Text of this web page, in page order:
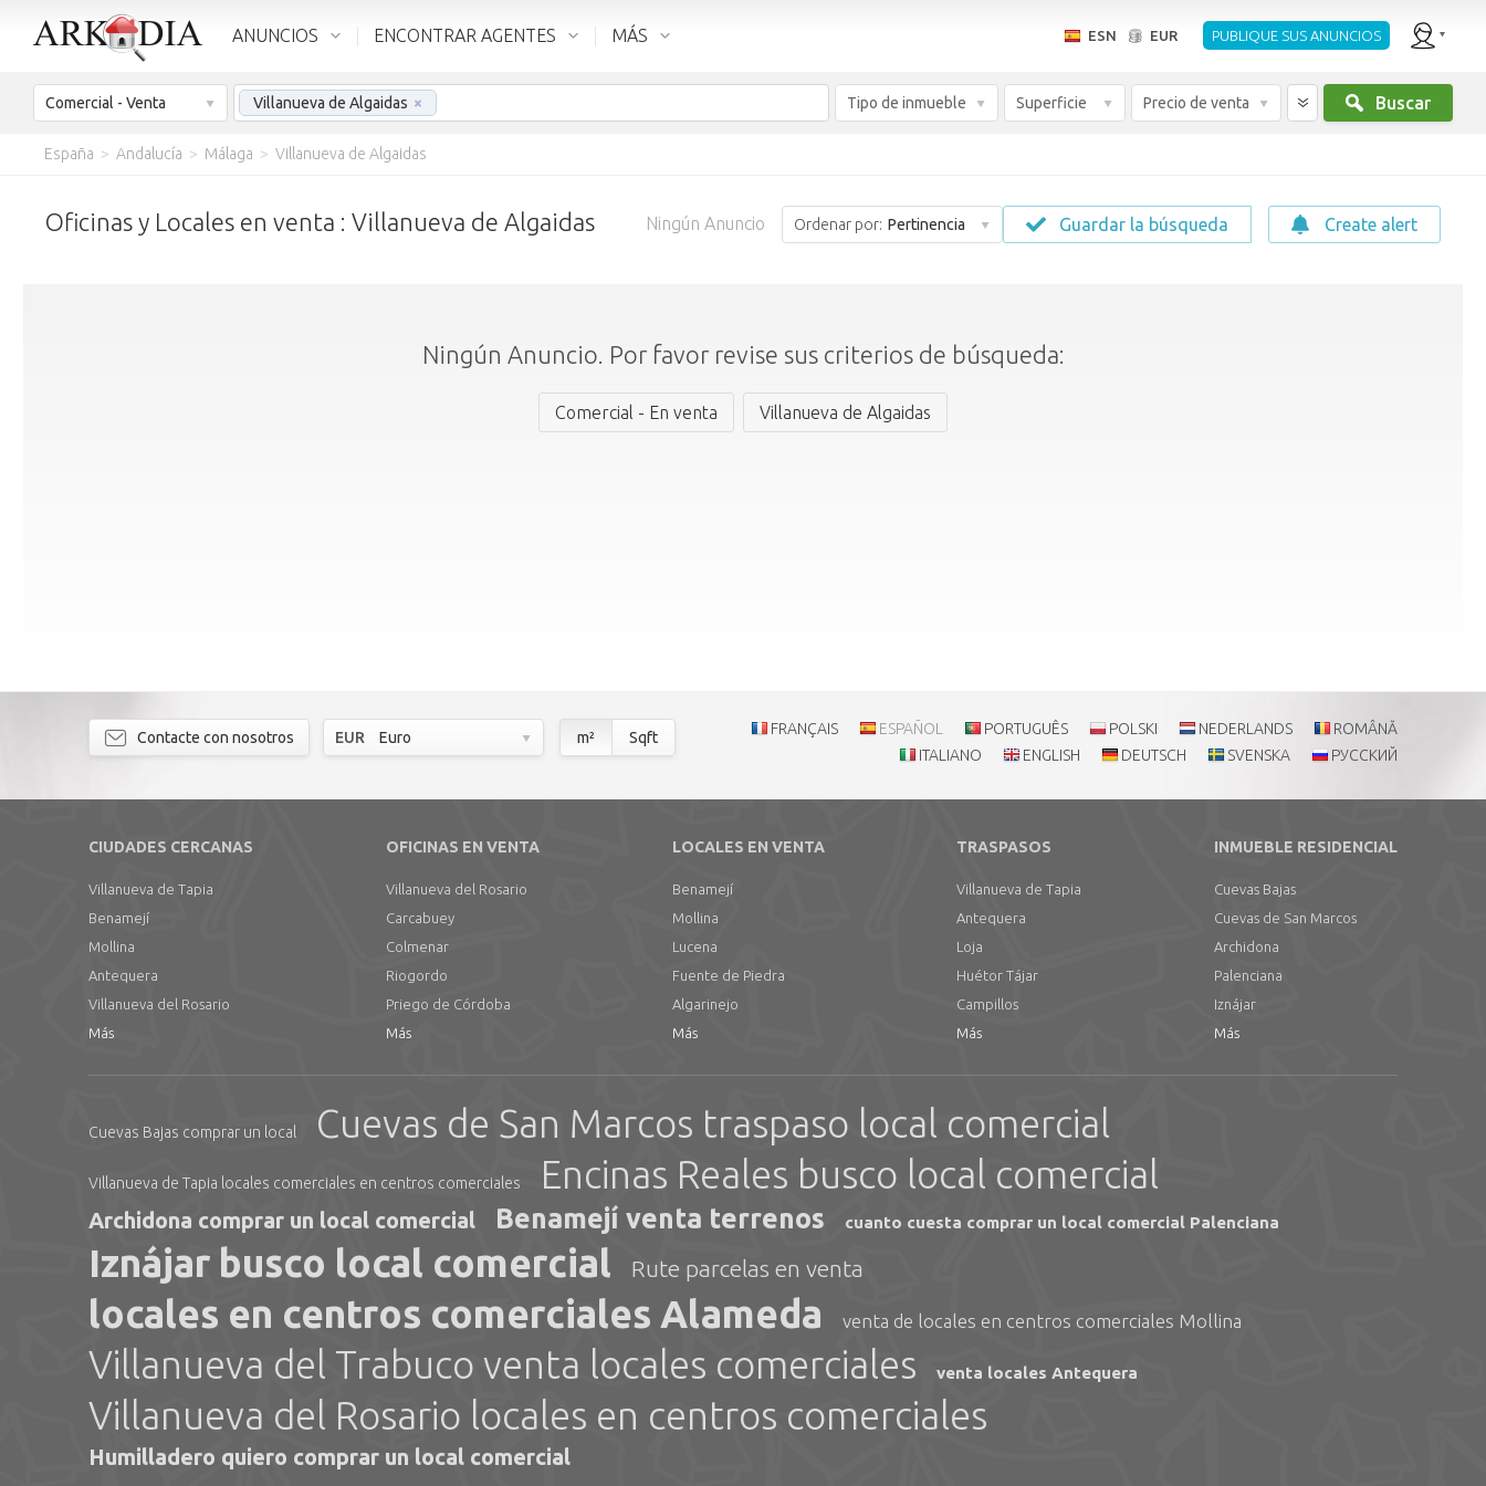
ANUNCIOS ENCONTRAR AGENTES MÁS ESN EUR PUBLIQUE SUS ANUNCIOS
Comercial - Venta Villanueva de Algaidas × Tipo de inmueble Superficie Precio de venta Buscar
España > Andalucía > Málaga > Villanueva de Algaidas
Oficinas y Locales en venta : Villanueva de Algaidas Ningún Anuncio Ordenar por: Pertinencia Guardar la búsqueda Create alert
Ningún Anuncio. Por favor revise sus criterios de búsqueda:
Comercial - En venta Villanueva de Algaidas
Contacte con nosotros EUR Euro m² Sqft FRANÇAIS ESPAÑOL PORTUGUÊS POLSKI NEDERLANDS
ROMÂNĂ
ITALIANO
ENGLISH DEUTSCH SVENSKA РУССКИЙ
CIUDADES CERCANAS
Villanueva de Tapia
Benamejí
Mollina
Antequera
Villanueva del Rosario
Más
OFICINAS EN VENTA
Villanueva del Rosario
Carcabuey
Colmenar
Riogordo
Priego de Córdoba
Más
LOCALES EN VENTA
Benamejí
Mollina
Lucena
Fuente de Piedra
Algarinejo
Más
TRASPASOS
Villanueva de Tapia
Antequera
Loja
Huétor Tájar
Campillos
Más
INMUEBLE RESIDENCIAL
Cuevas Bajas
Cuevas de San Marcos
Archidona
Palenciana
Iznájar
Más
Cuevas Bajas comprar un local Cuevas de San Marcos traspaso local comercial
Villanueva de Tapia locales comerciales en centros comerciales Encinas Reales busco local comercial
Archidona comprar un local comercial Benamejí venta terrenos cuanto cuesta comprar un local comercial Palenciana
Iznájar busco local comercial Rute parcelas en venta
locales en centros comerciales Alameda venta de locales en centros comerciales Mollina
Villanueva del Trabuco venta locales comerciales venta locales Antequera
Villanueva del Rosario locales en centros comerciales
Humilladero quiero comprar un local comercial